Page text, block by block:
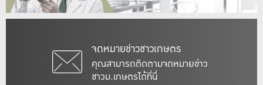
จดหมายข่าวชาวเกษตร
คุณสามารถติดตามจดหมายข่าว
ชาวม.เกษตรได้ที่นี่